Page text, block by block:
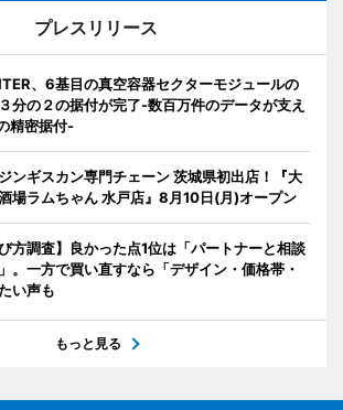
プレスリリース
、6基目の真空容器セクターモジュールの
分の２の据付が完了-数百万件のデータが支え
精密据付-
ンギスカン専門チェーン 茨城県初出店！『大
場ラムちゃん 水戸店』8月10日(月)オープン
方調査】良かった点1位は「パートナーと相談
。一方で買い直すなら「デザイン・価格帯・
い声も
もっと見る